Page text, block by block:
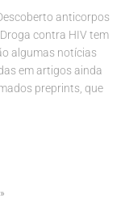
anticorpos
contra HIV tem
algumas notícias
em artigos ainda
preprints, que